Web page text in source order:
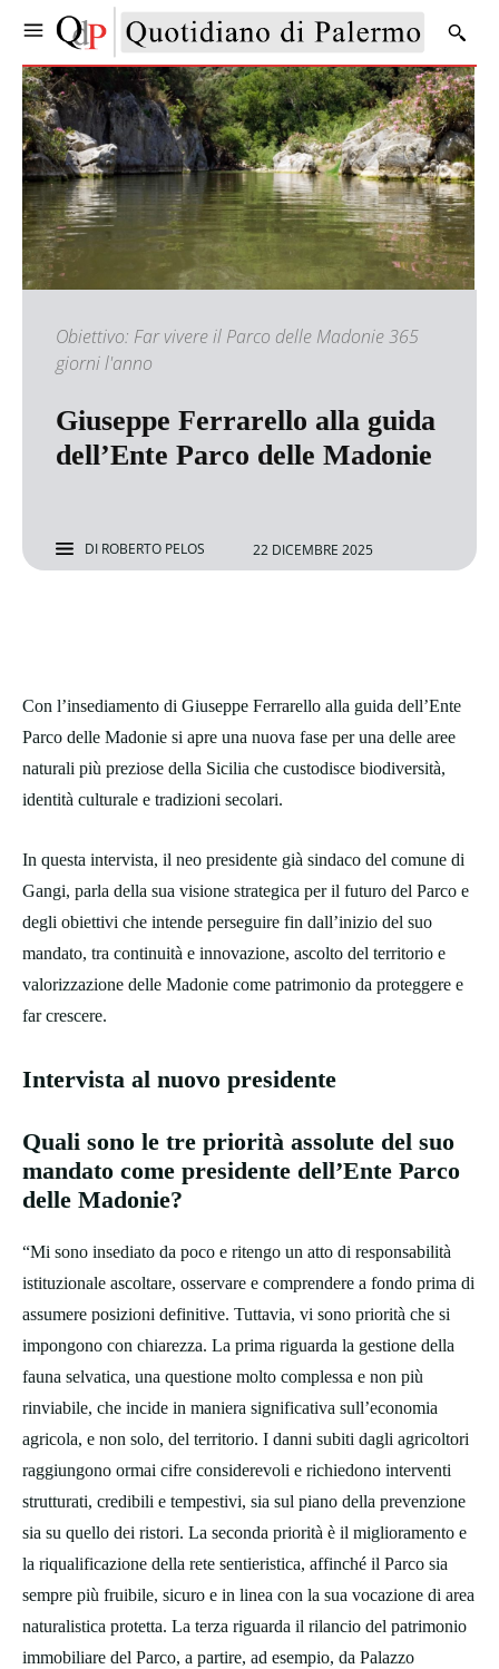
Obiettivo: Far vivere il Parco delle Madonie 365
giorni l'anno
Giuseppe Ferrarello alla guida
dell’Ente Parco delle Madonie
DI ROBERTO PELOS 22 DICEMBRE 2025
Con l’insediamento di Giuseppe Ferrarello alla guida dell’Ente
Parco delle Madonie si apre una nuova fase per una delle aree
naturali più preziose della Sicilia che custodisce biodiversità,
identità culturale e tradizioni secolari.
In questa intervista, il neo presidente già sindaco del comune di
Gangi, parla della sua visione strategica per il futuro del Parco e
degli obiettivi che intende perseguire fin dall’inizio del suo
mandato, tra continuità e innovazione, ascolto del territorio e
valorizzazione delle Madonie come patrimonio da proteggere e
far crescere.
Intervista al nuovo presidente
Quali sono le tre priorità assolute del suo
mandato come presidente dell’Ente Parco
delle Madonie?
“Mi sono insediato da poco e ritengo un atto di responsabilità
istituzionale ascoltare, osservare e comprendere a fondo prima di
assumere posizioni definitive. Tuttavia, vi sono priorità che si
impongono con chiarezza. La prima riguarda la gestione della
fauna selvatica, una questione molto complessa e non più
rinviabile, che incide in maniera significativa sull’economia
agricola, e non solo, del territorio. I danni subiti dagli agricoltori
raggiungono ormai cifre considerevoli e richiedono interventi
strutturati, credibili e tempestivi, sia sul piano della prevenzione
sia su quello dei ristori. La seconda priorità è il miglioramento e
la riqualificazione della rete sentieristica, affinché il Parco sia
sempre più fruibile, sicuro e in linea con la sua vocazione di area
naturalistica protetta. La terza riguarda il rilancio del patrimonio
immobiliare del Parco, a partire, ad esempio, da Palazzo